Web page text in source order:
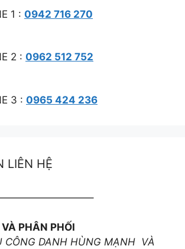
1 : 0942 716 270
2 : 0962 512 752
3 : 0965 424 236
LIÊN HỆ
PHÂN PHỐI
CÔNG DANH HÙNG MẠNH VÀ